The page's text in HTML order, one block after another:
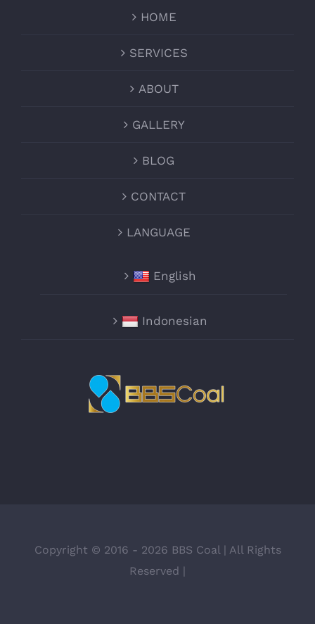
HOME
SERVICES
ABOUT
GALLERY
BLOG
CONTACT
LANGUAGE
English
Indonesian
Copyright © 2016 - 2026 BBS Coal | All Rights
Reserved |